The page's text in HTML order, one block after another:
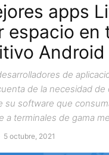
apps
espacio en
Android
de
de la necesidad
su software que
a terminales de gama
5 octubre, 2021